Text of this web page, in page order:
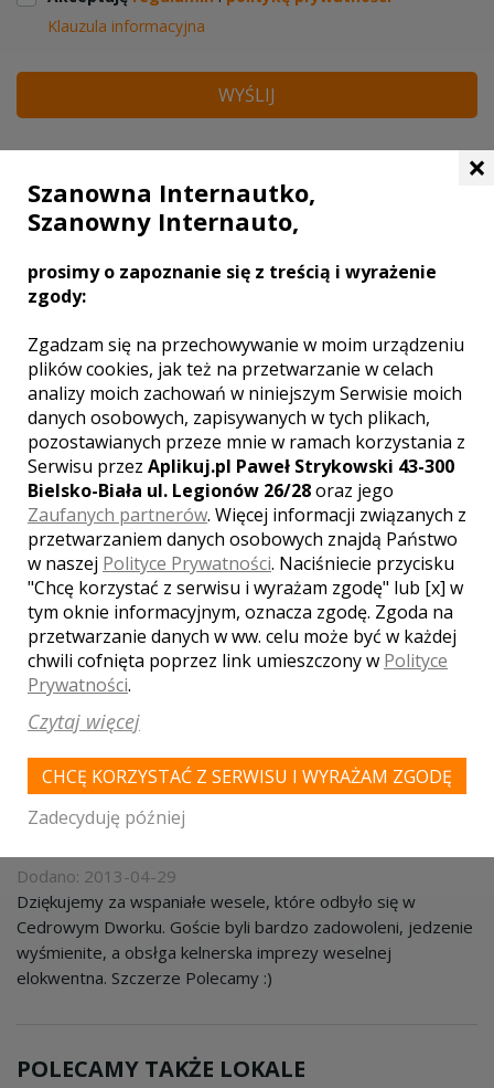
Klauzula informacyjna
WYŚLIJ
Twoja ocena lokalu:
DODAJ OPINIĘ
Pola oznaczone gwiazdką są wymagane.
WASZE OPINIE
Dodano: 2013-04-29
Dziękujemy za wspaniałe wesele, które odbyło się w
Cedrowym Dworku. Goście byli bardzo zadowoleni, jedzenie
wyśmienite, a obsłga kelnerska imprezy weselnej
elokwentna. Szczerze Polecamy :)
POLECAMY TAKŻE LOKALE
×
Szanowna Internautko,
Szanowny Internauto,
prosimy o zapoznanie się z treścią i wyrażenie
zgody:
Zgadzam się na przechowywanie w moim urządzeniu
plików cookies, jak też na przetwarzanie w celach
analizy moich zachowań w niniejszym Serwisie moich
danych osobowych, zapisywanych w tych plikach,
pozostawianych przeze mnie w ramach korzystania z
Serwisu przez Aplikuj.pl Paweł Strykowski 43-300
Bielsko-Biała ul. Legionów 26/28oraz jego
Zaufanych partnerów. Więcej informacji związanych z
przetwarzaniem danych osobowych znajdą Państwo
w naszej Polityce Prywatności. Naciśniecie przycisku
"Chcę korzystać z serwisu i wyrażam zgodę" lub [x] w
tym oknie informacyjnym, oznacza zgodę. Zgoda na
przetwarzanie danych w ww. celu może być w każdej
chwili cofnięta poprzez link umieszczony w Polityce
Prywatności.
Czytaj więcej
CHCĘ KORZYSTAĆ Z SERWISU I WYRAŻAM ZGODĘ
Zadecyduję później